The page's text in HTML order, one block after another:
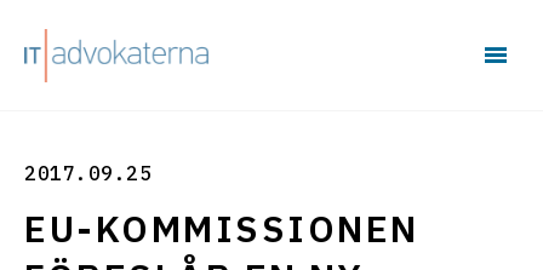
2017.09.25
EU-KOMMISSIONEN